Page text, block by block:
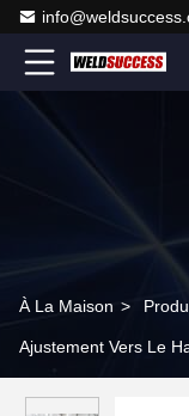
À La Maison >
Ajustement Vers Le